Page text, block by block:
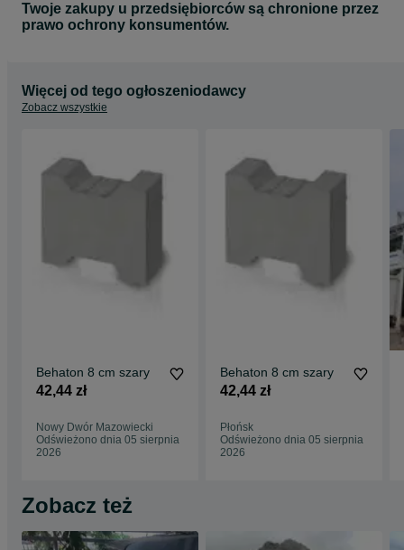
Twoje zakupy u przedsiębiorców są chronione przez
prawo ochrony konsumentów.
Więcej od tego ogłoszeniodawcy
Zobacz wszystkie
Behaton 8 cm szary
42,44 zł
Nowy Dwór Mazowiecki
Odświeżono dnia 05 sierpnia
2026
Behaton 8 cm szary
42,44 zł
Płońsk
Odświeżono dnia 05 sierpnia
2026
Zobacz też